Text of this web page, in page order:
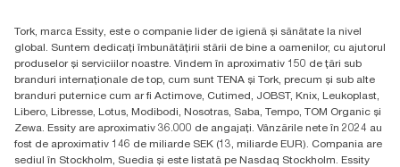
Budakeszi út 51.
Tork, marca Essity, este o companie lider de igienă și sănătate la nivel
global. Suntem dedicați îmbunătățirii stării de bine a oamenilor, cu ajutorul
produselor și serviciilor noastre. Vindem în aproximativ 150 de țări sub
branduri internaționale de top, cum sunt TENA și Tork, precum și sub alte
branduri puternice cum ar fi Actimove, Cutimed, JOBST, Knix, Leukoplast,
Libero, Libresse, Lotus, Modibodi, Nosotras, Saba, Tempo, TOM Organic și
Zewa. Essity are aproximativ 36.000 de angajați. Vânzările nete în 2024 au
fost de aproximativ 146 de miliarde SEK (13, miliarde EUR). Compania are
sediul în Stockholm, Suedia și este listată pe Nasdaq Stockholm. Essity